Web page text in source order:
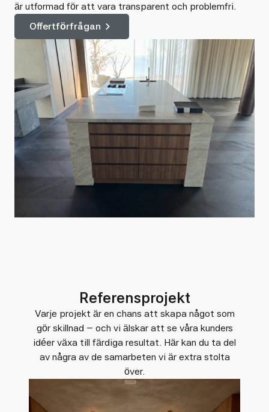
är utformad för att vara transparent och problemfri.
Offertförfrågan
Referensprojekt
Varje projekt är en chans att skapa något som
gör skillnad – och vi älskar att se våra kunders
idéer växa till färdiga resultat. Här kan du ta del
av några av de samarbeten vi är extra stolta
över.